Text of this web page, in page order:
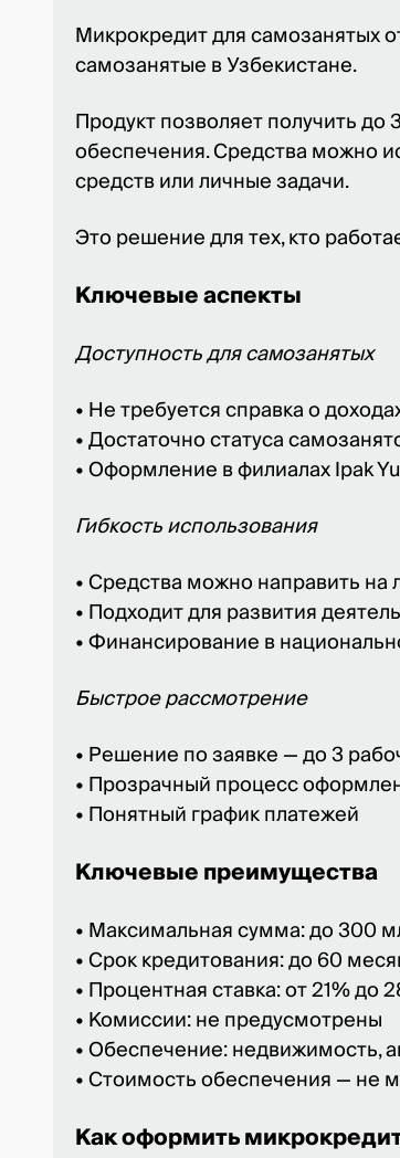
Микрокредит для самозанятых
самозанятые в Узбекистане.
Продукт позволяет получить
обеспечения. Средства можно
средств или личные задачи.
Это решение для тех, кто
Ключевые аспекты
Доступность для самозанятых
• Не требуется справка о
• Достаточно статуса
• Оформление в филиалах Ipak
Гибкость использования
• Средства можно направить
• Подходит для развития
• Финансирование в
Быстрое рассмотрение
• Решение по заявке — до 3
• Прозрачный процесс
• Понятный график платежей
Ключевые преимущества
• Максимальная сумма: до 300
• Срок кредитования: до 60
• Процентная ставка: от 21% до
• Комиссии: не предусмотрены
• Обеспечение: недвижимость,
• Стоимость обеспечения — не
Как оформить